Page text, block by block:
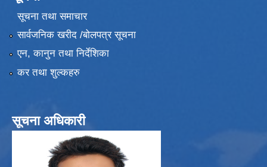
सूचना तथा समाचार
सार्वजनिक खरीद /बोलपत्र सूचना
एन, कानुन तथा निर्देशिका
कर तथा शुल्कहरु
सूचना अधिकारी